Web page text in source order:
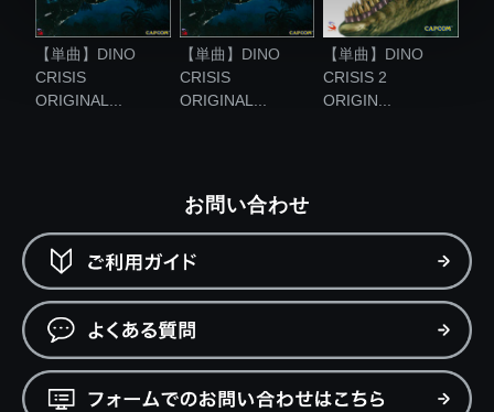
【単曲】DINO
CRISIS
ORIGINAL...
【単曲】DINO
CRISIS
ORIGINAL...
【単曲】DINO
CRISIS 2
ORIGIN...
お問い合わせ